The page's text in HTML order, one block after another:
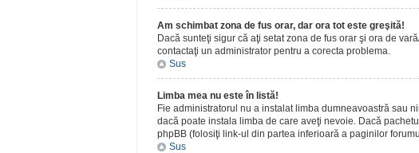
Am schimbat zona de fus orar, dar ora tot este greşită!
Dacă sunteţi sigur că aţi setat zona de fus orar şi ora de
contactaţi un administrator pentru a corecta problema.
Sus
Limba mea nu este în listă!
Fie administratorul nu a instalat limba dumneavoastră sau
dacă poate instala limba de care aveţi nevoie. Dacă
phpBB (folosiţi link-ul din partea inferioară a paginilor
Sus